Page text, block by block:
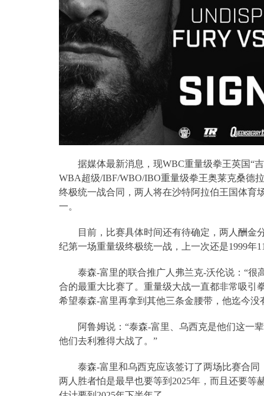
据媒体最新消息，现WBC重量级拳王英国“
WBA超级/IBF/WBO/IBO重量级拳王奥莱克桑德拉
终极统一战合同，两人将在沙特阿拉伯王国体育
一。
目前，比赛具体时间还有待确定，两人酬金
纪第一场重量级终极统一战，上一次还是1999年
泰森-富里的联合推广人弗兰克-沃伦说：“很
合的最重大比赛了。重量级大战一直都非常吸引
希望泰森-富里再拿到其他三条金腰带，他迄今没
阿鲁姆说：“泰森-富里、乌西克是他们这一
他们去利雅得大战了。”
泰森-富里和乌西克应该签订了两场比赛合同
两人胜者怕是最早也要等到 2025年，而且还要等